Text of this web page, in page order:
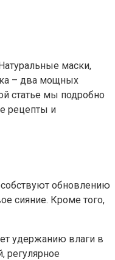
маски,
– два мощных
статье мы подробно
рецепты и
обновлению
сияние. Кроме того,
удержанию влаги в
регулярное